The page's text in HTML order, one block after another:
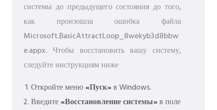
системы до предыдущего состояния до того,
как произошла ошибка файла
Microsoft.BasicAttractLoop_8wekyb3d8bbw
e.appx. Чтобы восстановить вашу систему,
следуйте инструкциям ниже
Откройте меню«Пуск»в Windows.
Введите«Восстановление системы»в поле